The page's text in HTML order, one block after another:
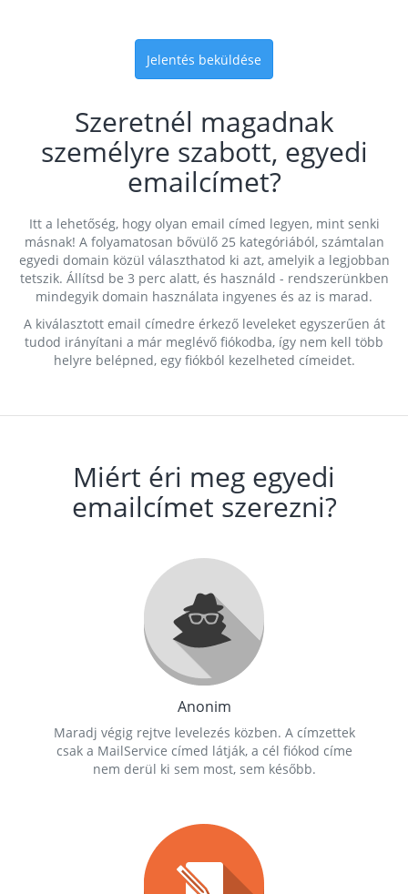
Jelentés beküldése
Szeretnél magadnak
személyre szabott, egyedi
emailcímet?
Itt a lehetőség, hogy olyan email címed legyen, mint senki
másnak! A folyamatosan bővülő 25 kategóriából, számtalan
egyedi domain közül választhatod ki azt, amelyik a legjobban
tetszik. Állítsd be 3 perc alatt, és használd - rendszerünkben
mindegyik domain használata ingyenes és az is marad.
A kiválasztott email címedre érkező leveleket egyszerűen át
tudod irányítani a már meglévő fiókodba, így nem kell több
helyre belépned, egy fiókból kezelheted címeidet.
Miért éri meg egyedi
emailcímet szerezni?
Anonim
Maradj végig rejtve levelezés közben. A címzettek
csak a MailService címed látják, a cél fiókod címe
nem derül ki sem most, sem később.